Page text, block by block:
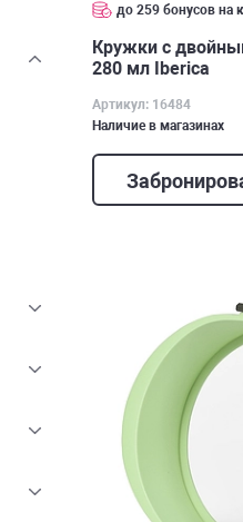
до 259 бонусов на
Кружки с
280 мл Iberica
Артикул: 16484
Наличие в магазинах